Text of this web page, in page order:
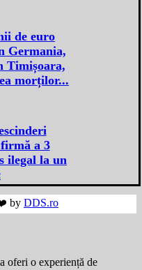
de euro
Germania,
Timișoara,
morților...
a 3
ilegal la un
by DDS.ro
oferi o experiență de